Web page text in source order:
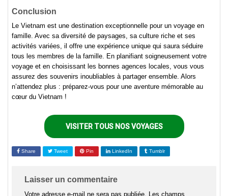
Conclusion
Le Vietnam est une destination exceptionnelle pour un voyage en
famille. Avec sa diversité de paysages, sa culture riche et ses
activités variées, il offre une expérience unique qui saura séduire
tous les membres de la famille. En planifiant soigneusement votre
voyage et en choisissant les bonnes agences locales, vous vous
assurez des souvenirs inoubliables à partager ensemble. Alors
n’attendez plus : préparez-vous pour une aventure mémorable au
cœur du Vietnam !
VISITER TOUS NOS VOYAGES
Share Tweet Pin LinkedIn Tumblr
Laisser un commentaire
Votre adresse e-mail ne sera pas publiée. Les champs